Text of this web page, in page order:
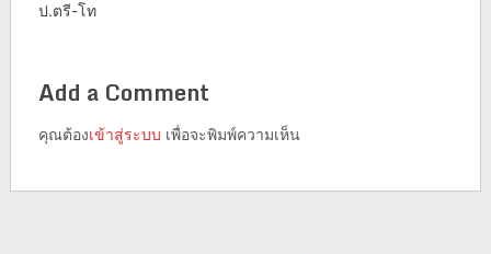
ป.ตรี-โท
Add a Comment
คุณต้องเข้าสู่ระบบ เพื่อจะพิมพ์ความเห็น